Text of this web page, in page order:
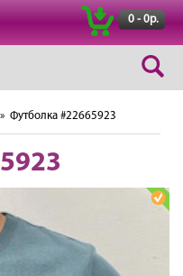
0 - 0р.
» Футболка #22665923